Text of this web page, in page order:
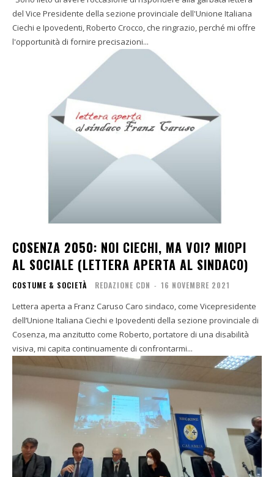
del Vice Presidente della sezione provinciale dell'Unione Italiana
Ciechi e Ipovedenti, Roberto Crocco, che ringrazio, perché mi offre
l'opportunità di fornire precisazioni...
COSENZA 2050: NOI CIECHI, MA VOI? MIOPI
AL SOCIALE (LETTERA APERTA AL SINDACO)
COSTUME & SOCIETÀ REDAZIONE CDN - 16 NOVEMBRE 2021
Lettera aperta a Franz Caruso Caro sindaco, come Vicepresidente
dell’Unione Italiana Ciechi e Ipovedenti della sezione provinciale di
Cosenza, ma anzitutto come Roberto, portatore di una disabilità
visiva, mi capita continuamente di confrontarmi...